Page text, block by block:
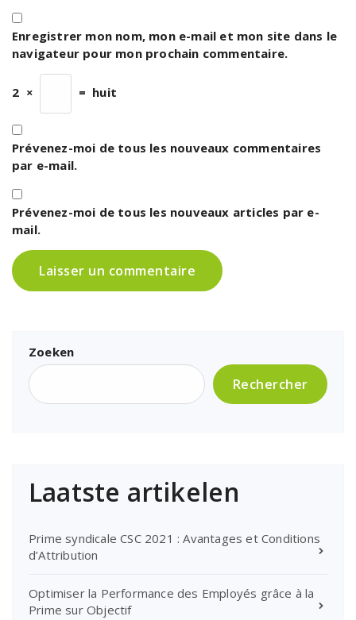
Enregistrer mon nom, mon e-mail et mon site dans le
navigateur pour mon prochain commentaire.
2 × = huit
Prévenez-moi de tous les nouveaux commentaires
par e-mail.
Prévenez-moi de tous les nouveaux articles par e-
mail.
Zoeken
Rechercher
Laatste artikelen
Prime syndicale CSC 2021 : Avantages et Conditions
d’Attribution
Optimiser la Performance des Employés grâce à la
Prime sur Objectif